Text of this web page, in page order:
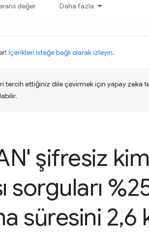
değer Daha fazla
İçerikleri isteğe bağlı olarak izleyin.
tercih ettiğiniz dile çevirmek için yapay zeka
şifresiz
sorguları
süresini 2,6